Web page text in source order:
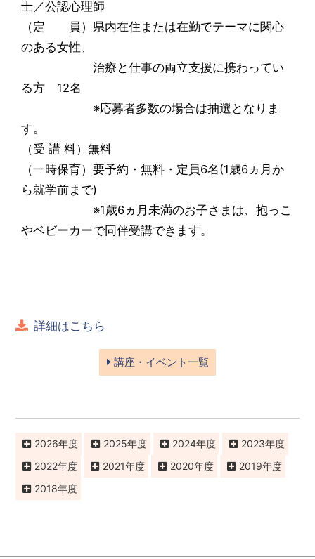
士／公認心理師
（定 員）県内在住または在勤でテーマに関心
のある女性、
治療と仕事の両立支援に携わってい
る方 12名
※応募者多数の場合は抽選となりま
す。
（受 講 料）無料
（一時保育）要予約・無料・定員6名(1歳6ヵ月か
ら就学前まで)
※1歳6ヵ月未満のお子さまは、抱っこ
やベビーカーで同伴受講できます。
詳細はこちら
講座・イベント一覧
2026 2025 2024
2023
2022
2021 2020
2019
2018